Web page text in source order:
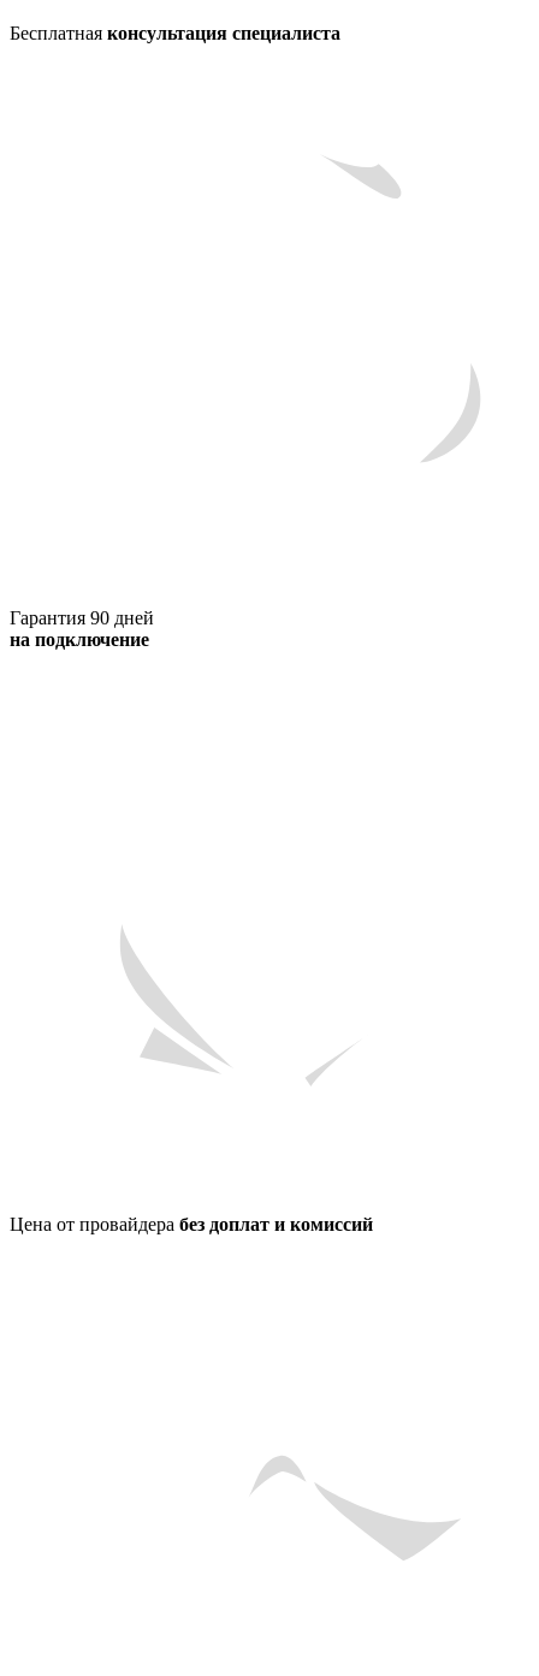
Бесплатная консультация специалиста
Гарантия 90 дней
на подключение
Цена от провайдера без доплат и комиссий